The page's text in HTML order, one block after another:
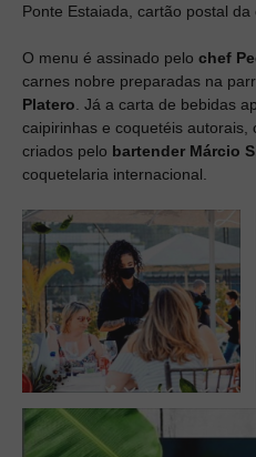
Ponte Estaiada, cartão postal da
O menu é assinado pelo chef
carnes nobre preparadas na
Platero . Já a carta de bebidas
caipirinhas e coquetéis
criados pelo bartender Márcio
coquetelaria internacional.